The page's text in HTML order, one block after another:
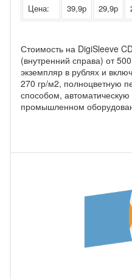
Цена: 39,9р 29,9р
Стоимость на DigiSleeve
(внутренний справа) от
экземпляр в рублях и
270 гр/м2, полноцветную
способом, автоматическую
промышленном